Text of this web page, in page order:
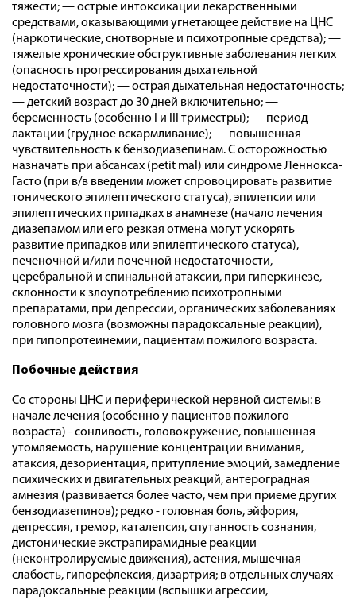
тяжести; — острые интоксикации лекарственными
средствами, оказывающими угнетающее действие на ЦНС
(наркотические, снотворные и психотропные средства); —
тяжелые хронические обструктивные заболевания легких
(опасность прогрессирования дыхательной
недостаточности); — острая дыхательная недостаточность;
— детский возраст до 30 дней включительно; —
беременность (особенно I и III триместры); — период
лактации (грудное вскармливание); — повышенная
чувствительность к бензодиазепинам. С осторожностью
назначать при абсансах (petit mal) или синдроме Леннокса-
Гасто (при в/в введении может спровоцировать развитие
тонического эпилептического статуса), эпилепсии или
эпилептических припадках в анамнезе (начало лечения
диазепамом или его резкая отмена могут ускорять
развитие припадков или эпилептического статуса),
печеночной и/или почечной недостаточности,
церебральной и спинальной атаксии, при гиперкинезе,
склонности к злоупотреблению психотропными
препаратами, при депрессии, органических заболеваниях
головного мозга (возможны парадоксальные реакции),
при гипопротеинемии, пациентам пожилого возраста.
Побочные действия
Со стороны ЦНС и периферической нервной системы: в
начале лечения (особенно у пациентов пожилого
возраста) - сонливость, головокружение, повышенная
утомляемость, нарушение концентрации внимания,
атаксия, дезориентация, притупление эмоций, замедление
психических и двигательных реакций, антероградная
амнезия (развивается более часто, чем при приеме других
бензодиазепинов); редко - головная боль, эйфория,
депрессия, тремор, каталепсия, спутанность сознания,
дистонические экстрапирамидные реакции
(неконтролируемые движения), астения, мышечная
слабость, гипорефлексия, дизартрия; в отдельных случаях -
парадоксальные реакции (вспышки агрессии,